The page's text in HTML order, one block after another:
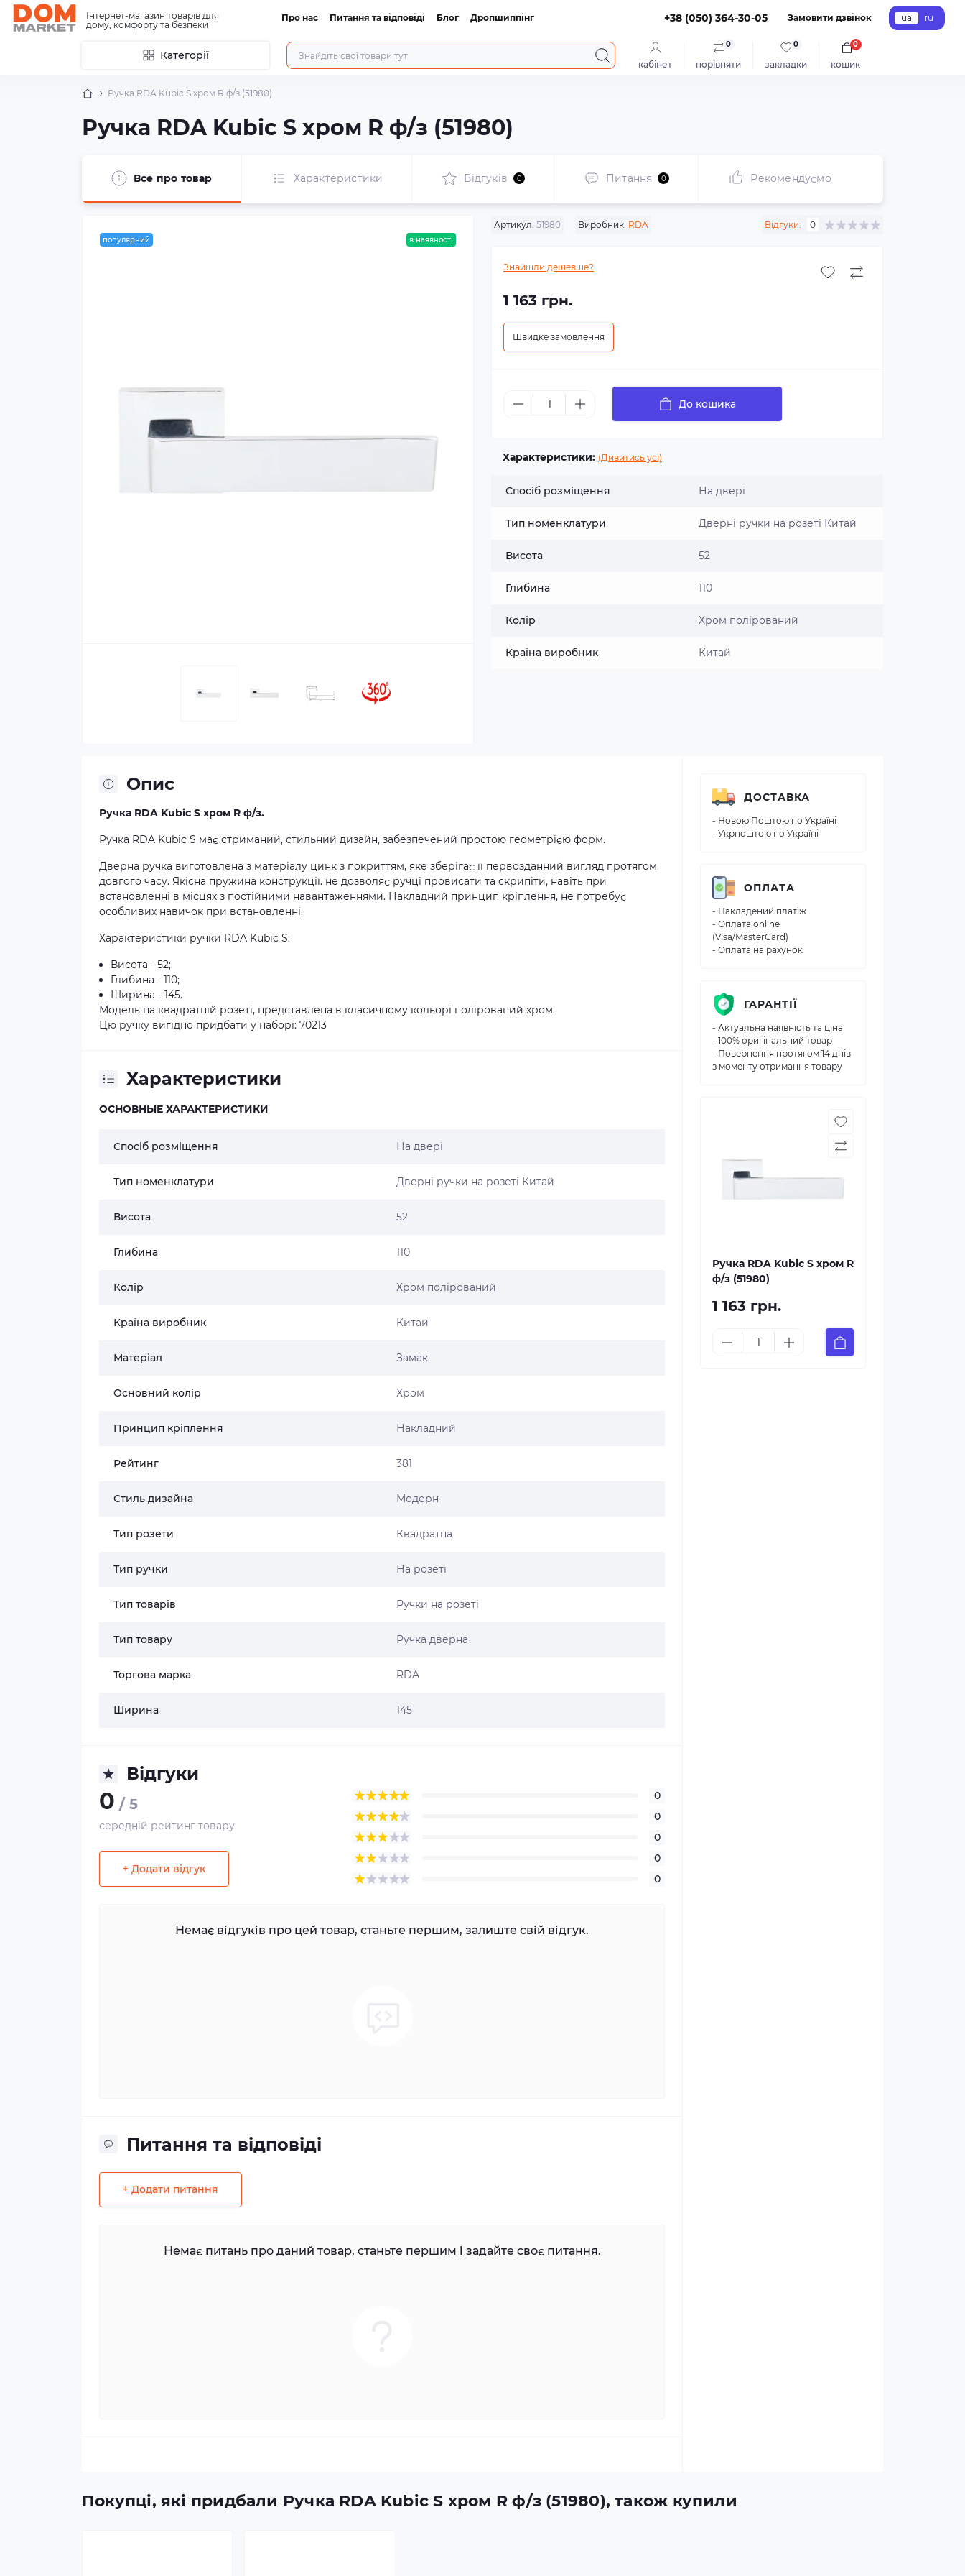
Інтернет-магазин товарів для
дому, комфорту та безпеки
Про нас Питання та відповіді Блог Дропшиппінг +38 (050) 364-30-05 Замовити дзвінок ua ru
Категорії
кабінет порівняти
0
закладки
0
кошик
0
Ручка RDA Kubic S хром R ф/з (51980)
Ручка RDA Kubic S хром R ф/з (51980)
Все про товар Характеристики Відгуків 0 Питання 0 Рекомендуємо
популярний в наявності
Артикул: 51980 Виробник: RDA Відгуки: 0
Знайшли дешевше?
1 163 грн.
Швидке замовлення
До кошика
Характеристики: (Дивитись усі)
Спосіб розміщення На двері
Тип номенклатури Дверні ручки на розеті Китай
Висота 52
Глибина 110
Колір Хром полірований
Країна виробник Китай
Опис
Ручка RDA Kubic S хром R ф/з.
Ручка RDA Kubic S має стриманий, стильний дизайн, забезпечений простою геометрією форм.
Дверна ручка виготовлена з матеріалу цинк з покриттям, яке зберігає її первозданний вигляд протягом
довгого часу. Якісна пружина конструкції. не дозволяє ручці провисати та скрипіти, навіть при
встановленні в місцях з постійними навантаженнями. Накладний принцип кріплення, не потребує
особливих навичок при встановленні.
Характеристики ручки RDA Kubic S:
Висота - 52;
Глибина - 110;
Ширина - 145.
Модель на квадратній розеті, представлена в класичному кольорі полірований хром.
Цю ручку вигідно придбати у наборі: 70213
Характеристики
ОСНОВНЫЕ ХАРАКТЕРИСТИКИ
Спосіб розміщення На двері
Тип номенклатури Дверні ручки на розеті Китай
Висота 52
Глибина 110
Колір Хром полірований
Країна виробник Китай
Матеріал Замак
Основний колір Хром
Принцип кріплення Накладний
Рейтинг 381
Стиль дизайна Модерн
Тип розети Квадратна
Тип ручки На розеті
Тип товарів Ручки на розеті
Тип товару Ручка дверна
Торгова марка RDA
Ширина 145
Відгуки
0 / 5
середній рейтинг товару
+ Додати відгук
0
0
0
0
0
Немає відгуків про цей товар, станьте першим, залиште свій відгук.
Питання та відповіді
+ Додати питання
Немає питань про даний товар, станьте першим і задайте своє питання.
ДОСТАВКА
- Новою Поштою по Україні
- Укрпоштою по Україні
ОПЛАТА
- Накладений платіж
- Оплата online
(Visa/MasterCard)
- Оплата на рахунок
ГАРАНТІЇ
- Актуальна наявність та ціна
- 100% оригінальний товар
- Повернення протягом 14 днів
з моменту отримання товару
Ручка RDA Kubic S хром R
ф/з (51980)
1 163 грн.
Покупці, які придбали Ручка RDA Kubic S хром R ф/з (51980), також купили